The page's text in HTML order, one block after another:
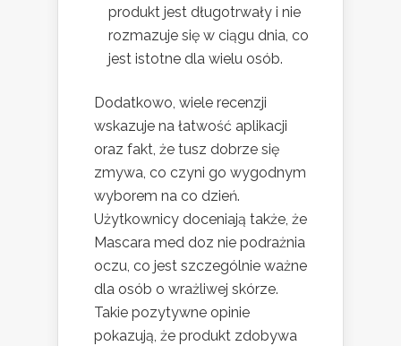
produkt jest długotrwały i nie
rozmazuje się w ciągu dnia, co
jest istotne dla wielu osób.
Dodatkowo, wiele recenzji
wskazuje na łatwość aplikacji
oraz fakt, że tusz dobrze się
zmywa, co czyni go wygodnym
wyborem na co dzień.
Użytkownicy doceniają także, że
Mascara med doz nie podrażnia
oczu, co jest szczególnie ważne
dla osób o wrażliwej skórze.
Takie pozytywne opinie
pokazują, że produkt zdobywa